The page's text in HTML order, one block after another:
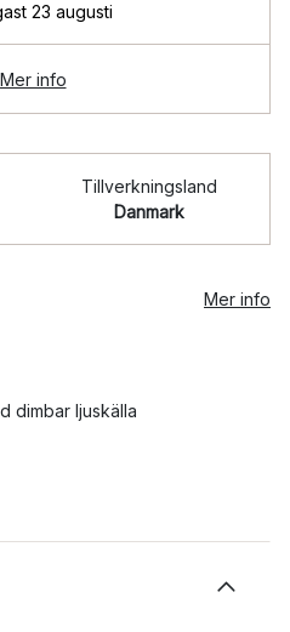
23 augusti
Mer info
Tillverkningsland
Danmark
Mer info
dimbar ljuskälla